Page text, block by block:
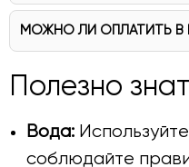
МОЖНО ЛИ ОПЛАТИТЬ В
Полезно
Вода:
соблюдайте